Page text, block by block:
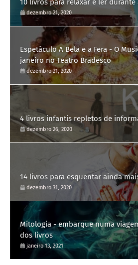
10 livros para relaxar e ler durante
dezembro 21, 2020
Espetáculo A Bela e a Fera - O
janeiro no Teatro Bradesco
dezembro 21, 2020
4 livros infantis repletos de
dezembro 26, 2020
14 livros para esquentar ainda
dezembro 31, 2020
Mitologia - embarque numa
dos livros
janeiro 13, 2021